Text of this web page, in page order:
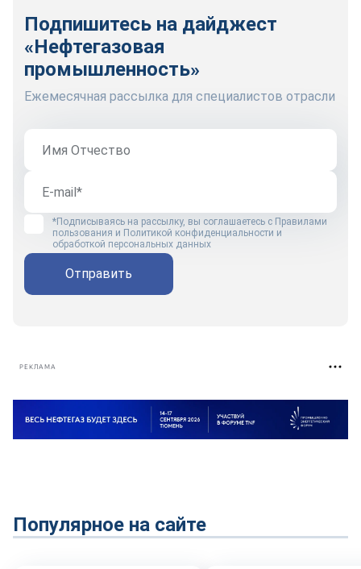
Подпишитесь на дайджест
«Нефтегазовая
промышленность»
Ежемесячная рассылка для специалистов отрасли
*Подписываясь на рассылку, вы соглашаетесь с Правилами
пользования и Политикой конфиденциальности и
обработкой персональных данных
Отправить
РЕКЛАМА
Популярное на сайте